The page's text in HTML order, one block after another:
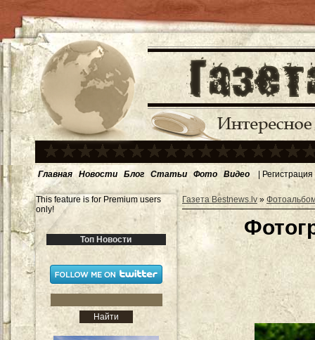
Главная Новости Блог Статьи Фото Видео | Регистрация
This feature is for Premium users
only!
Топ Новости
Газета Bestnews.lv»